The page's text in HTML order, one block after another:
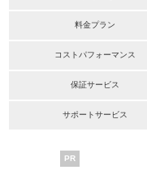
料金プラン
コストパフォーマンス
保証サービス
サポートサービス
PR